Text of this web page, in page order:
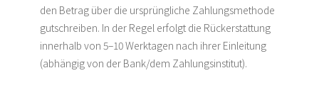
den Betrag über die ursprüngliche Zahlungsmethode
gutschreiben. In der Regel erfolgt die Rückerstattung
innerhalb von 5–10 Werktagen nach ihrer Einleitung
(abhängig von der Bank/dem Zahlungsinstitut).